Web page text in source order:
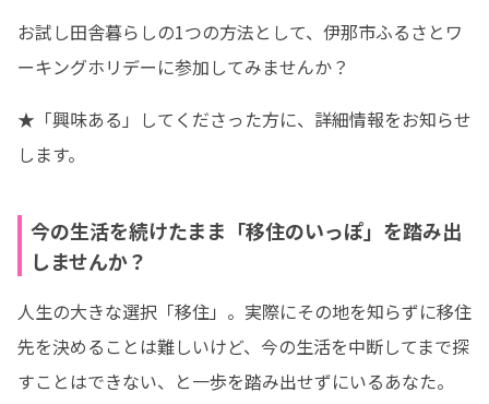
お試し田舎暮らしの1つの方法として、伊那市ふるさとワ
ーキングホリデーに参加してみませんか？
★「興味ある」してくださった方に、詳細情報をお知らせ
します。
今の生活を続けたまま「移住のいっぽ」を踏み出
しませんか？
人生の大きな選択「移住」。実際にその地を知らずに移住
先を決めることは難しいけど、今の生活を中断してまで探
すことはできない、と一歩を踏み出せずにいるあなた。